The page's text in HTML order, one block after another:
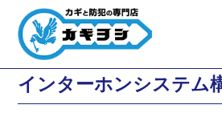
インターホンシステム